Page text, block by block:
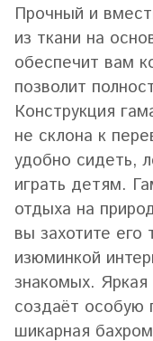
Прочный и
из ткани на
обеспечит вам
позволит
Конструкция
не склона к
удобно сидеть,
играть детям.
отдыха на
вы захотите его
изюминкой
знакомых. Яркая
создаёт особую
шикарная